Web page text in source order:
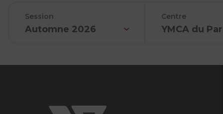
Session
Automne 2026
Centre
YMCA du